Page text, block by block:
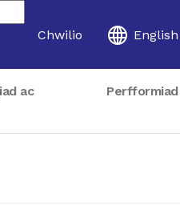
Chwilio English
ac
Perfformiad